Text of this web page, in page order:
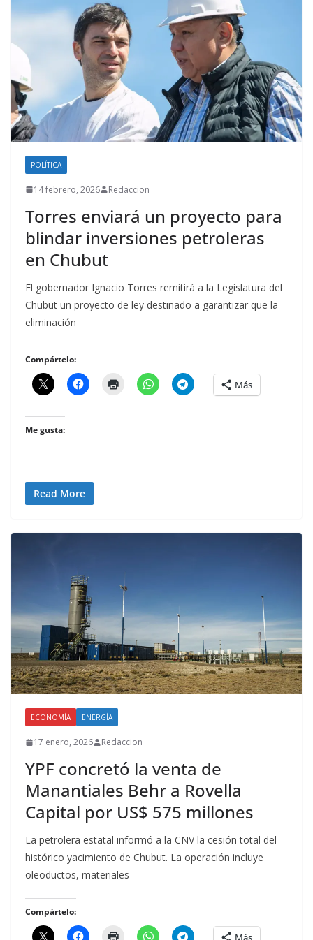
POLÍTICA
14 febrero, 2026 Redaccion
Torres enviará un proyecto para
blindar inversiones petroleras
en Chubut
El gobernador Ignacio Torres remitirá a la Legislatura del
Chubut un proyecto de ley destinado a garantizar que la
eliminación
Compártelo:
Más
Me gusta:
Read More
ECONOMÍA ENERGÍA
17 enero, 2026 Redaccion
YPF concretó la venta de
Manantiales Behr a Rovella
Capital por US$ 575 millones
La petrolera estatal informó a la CNV la cesión total del
histórico yacimiento de Chubut. La operación incluye
oleoductos, materiales
Compártelo:
Más